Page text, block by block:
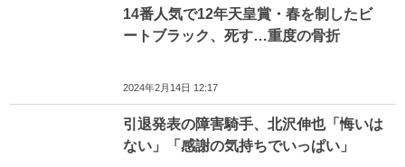
14番人気で12年天皇賞・春を制したビ
ートブラック、死す…重度の骨折
2024年2月14日 12:17
引退発表の障害騎手、北沢伸也「悔いは
ない」「感謝の気持ちでいっぱい」